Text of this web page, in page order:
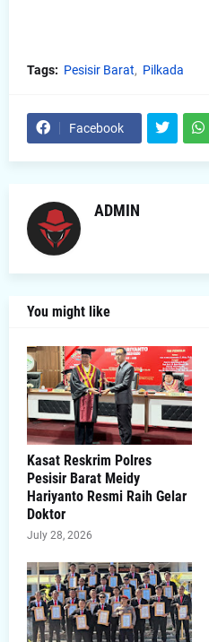
Tags: Pesisir Barat Pilkada
Facebook
ADMIN
You might like
Kasat Reskrim Polres
Pesisir Barat Meidy
Hariyanto Resmi Raih Gelar
Doktor
July 28, 2026